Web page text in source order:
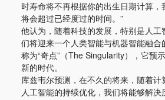
时寿命将不再根据你的出生日期计算，
将会超过已经度过的时间。”
他认为，随着科技的发展，特别是人
们将迎来一个人类智能与机器智能融合
称为“奇点”（The Singularity），它预
新的时代。
库兹韦尔预测，在不久的将来，随着计
人工智能的持续优化，我们将能够解